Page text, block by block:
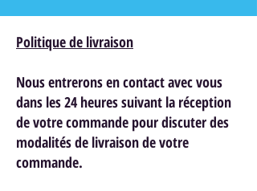
Politique de livraison
Nous entrerons en contact avec vous
dans les 24 heures suivant la réception
de votre commande pour discuter des
modalités de livraison de votre
commande.